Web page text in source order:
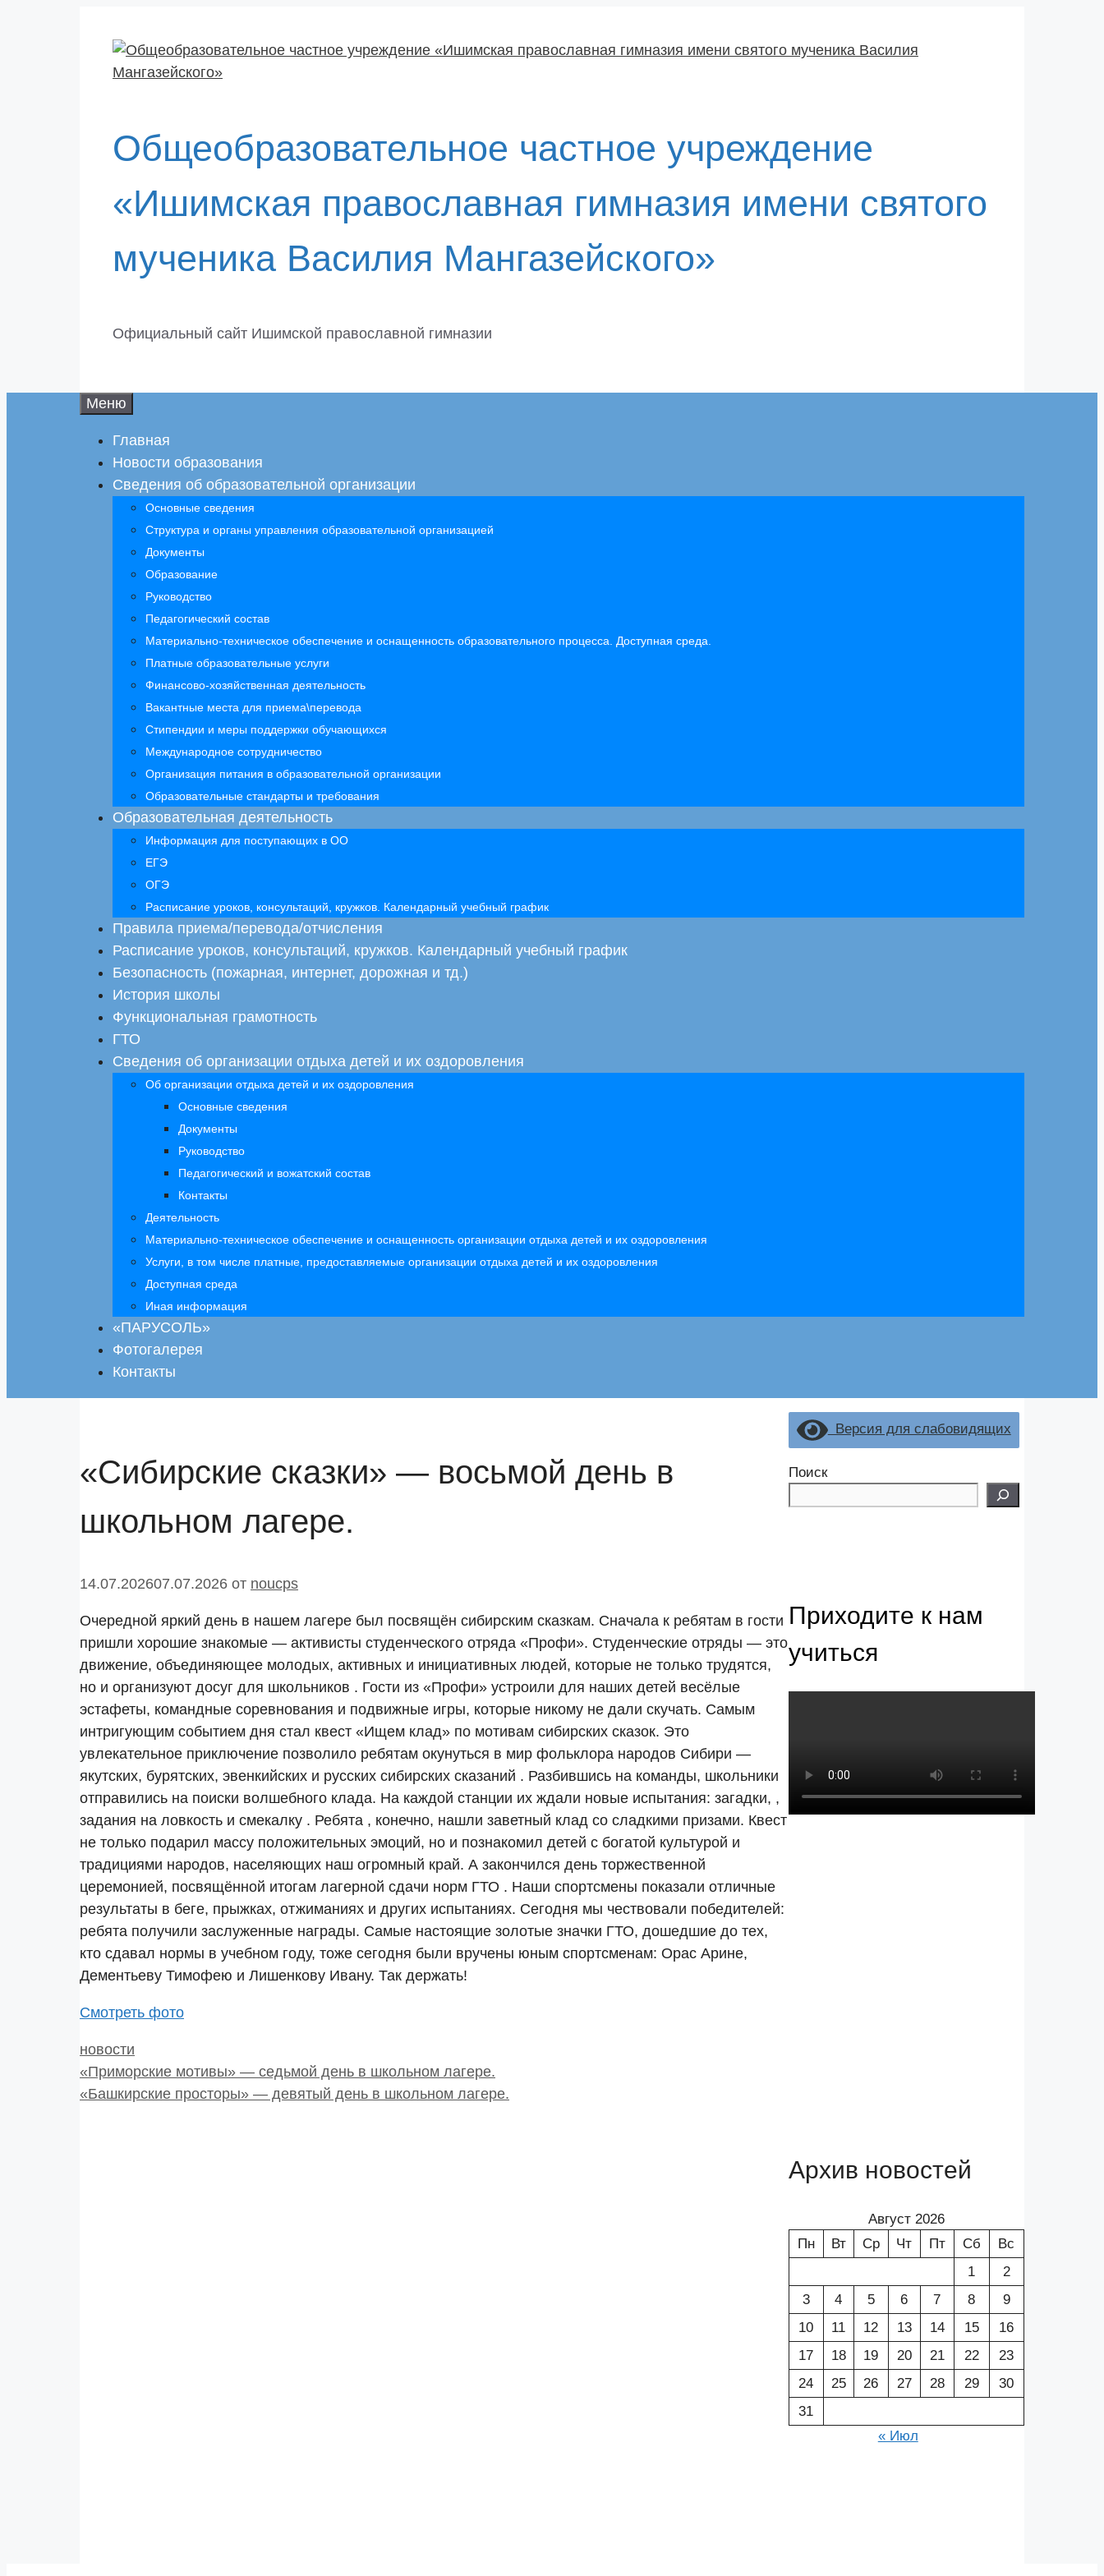
Общеобразовательное частное учреждение
«Ишимская православная гимназия имени святого
мученика Василия Мангазейского»
Официальный сайт Ишимской православной гимназии
Меню
Главная
Новости образования
Сведения об образовательной организации
Основные сведения
Структура и органы управления образовательной организацией
Документы
Образование
Руководство
Педагогический состав
Материально-техническое обеспечение и оснащенность образовательного процесса. Доступная среда.
Платные образовательные услуги
Финансово-хозяйственная деятельность
Вакантные места для приема\перевода
Стипендии и меры поддержки обучающихся
Международное сотрудничество
Организация питания в образовательной организации
Образовательные стандарты и требования
Образовательная деятельность
Информация для поступающих в ОО
ЕГЭ
ОГЭ
Расписание уроков, консультаций, кружков. Календарный учебный график
Правила приема/перевода/отчисления
Расписание уроков, консультаций, кружков. Календарный учебный график
Безопасность (пожарная, интернет, дорожная и тд.)
История школы
Функциональная грамотность
ГТО
Сведения об организации отдыха детей и их оздоровления
Об организации отдыха детей и их оздоровления
Основные сведения
Документы
Руководство
Педагогический и вожатский состав
Контакты
Деятельность
Материально-техническое обеспечение и оснащенность организации отдыха детей и их оздоровления
Услуги, в том числе платные, предоставляемые организации отдыха детей и их оздоровления
Доступная среда
Иная информация
«ПАРУСОЛЬ»
Фотогалерея
Контакты
«Сибирские сказки» — восьмой день в
школьном лагере.
14.07.202607.07.2026 от noucps
Очередной яркий день в нашем лагере был посвящён сибирским сказкам. Сначала к ребятам в гости
пришли хорошие знакомые — активисты студенческого отряда «Профи». Студенческие отряды — это
движение, объединяющее молодых, активных и инициативных людей, которые не только трудятся,
но и организуют досуг для школьников . Гости из «Профи» устроили для наших детей весёлые
эстафеты, командные соревнования и подвижные игры, которые никому не дали скучать. Самым
интригующим событием дня стал квест «Ищем клад» по мотивам сибирских сказок. Это
увлекательное приключение позволило ребятам окунуться в мир фольклора народов Сибири —
якутских, бурятских, эвенкийских и русских сибирских сказаний . Разбившись на команды, школьники
отправились на поиски волшебного клада. На каждой станции их ждали новые испытания: загадки, ,
задания на ловкость и смекалку . Ребята , конечно, нашли заветный клад со сладкими призами. Квест
не только подарил массу положительных эмоций, но и познакомил детей с богатой культурой и
традициями народов, населяющих наш огромный край. А закончился день торжественной
церемонией, посвящённой итогам лагерной сдачи норм ГТО . Наши спортсмены показали отличные
результаты в беге, прыжках, отжиманиях и других испытаниях. Сегодня мы чествовали победителей:
ребята получили заслуженные награды. Самые настоящие золотые значки ГТО, дошедшие до тех,
кто сдавал нормы в учебном году, тоже сегодня были вручены юным спортсменам: Орас Арине,
Дементьеву Тимофею и Лишенкову Ивану. Так держать!
Смотреть фото
Рубрики
новости
«Приморские мотивы» — седьмой день в школьном лагере.
«Башкирские просторы» — девятый день в школьном лагере.
Версия для слабовидящих
Поиск
Приходите к нам
учиться
Архив новостей
Август 2026
Пн
Вт Ср Чт Пт Сб
Вс
1
2
3
4 5 6 7 8
9
10
11 12 13 14 15
16
17
18 19 20 21 22
23
24
25 26 27 28 29
30
31
« Июл